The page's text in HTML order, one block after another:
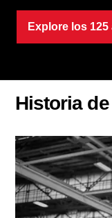
Explore los
Historia